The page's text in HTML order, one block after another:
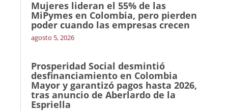
Mujeres lideran el 55% de las
MiPymes en Colombia, pero pierden
poder cuando las empresas crecen
agosto 5, 2026
Prosperidad Social desmintió
desfinanciamiento en Colombia
Mayor y garantizó pagos hasta 2026,
tras anuncio de Aberlardo de la
Espriella